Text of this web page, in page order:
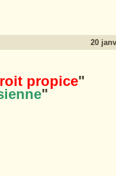
20
propice"
"